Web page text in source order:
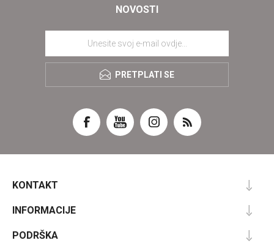
NOVOSTI
PRETPLATI SE
KONTAKT
INFORMACIJE
PODRŠKA